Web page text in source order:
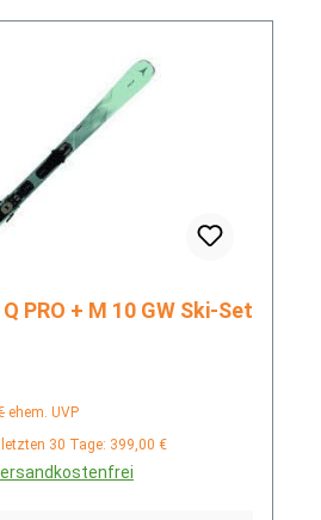
Atomic CLOUD Q PRO + M 10 GW Ski-Set
Preis:
ehem. UVP
30 Tage: 399,00 €